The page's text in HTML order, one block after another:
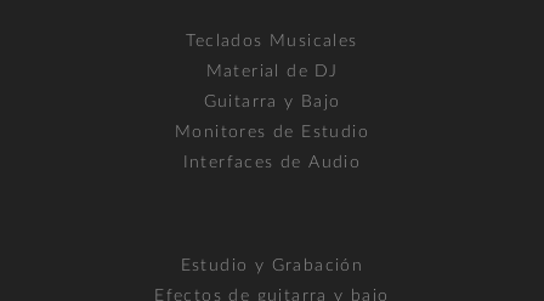
Teclados Musicales
Material de DJ
Guitarra y Bajo
Monitores de Estudio
Interfaces de Audio
Estudio y Grabación
Efectos de guitarra y bajo